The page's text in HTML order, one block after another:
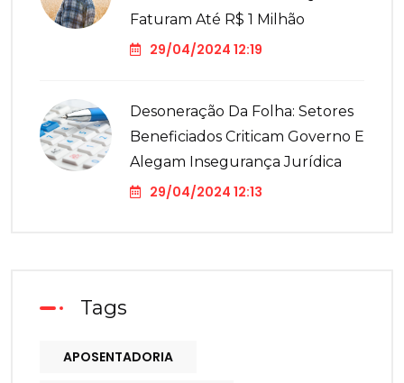
Faturam Até R$ 1 Milhão
29/04/2024 12:19
Desoneração Da Folha: Setores
Beneficiados Criticam Governo E
Alegam Insegurança Jurídica
29/04/2024 12:13
Tags
APOSENTADORIA